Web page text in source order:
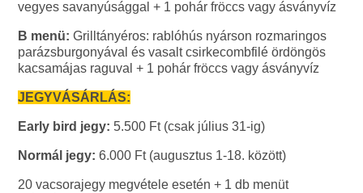
vegyes savanyúsággal + 1 pohár fröccs vagy ásványvíz
B menü: Grilltányéros: rablóhús nyárson rozmaringos
parázsburgonyával és vasalt csirkecombfilé ördöngös
kacsamájas raguval + 1 pohár fröccs vagy ásványvíz
JEGYVÁSÁRLÁS:
Early bird jegy: 5.500 Ft (csak július 31-ig)
Normál jegy: 6.000 Ft (augusztus 1-18. között)
20 vacsorajegy megvétele esetén + 1 db menüt